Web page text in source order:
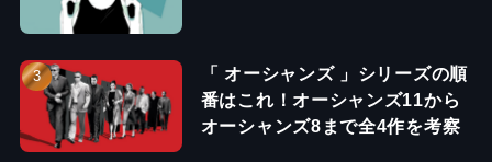
「 オーシャンズ 」シリーズの順
番はこれ！オーシャンズ11から
オーシャンズ8まで全4作を考察